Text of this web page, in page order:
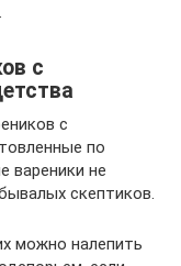
с
с
по
вареники не
скептиков.
можно налепить